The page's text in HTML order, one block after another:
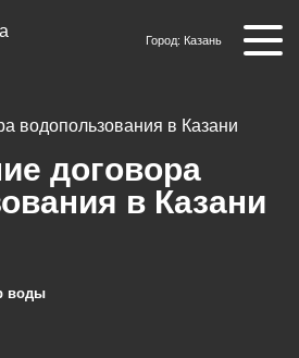
Город: Казань
водопользования в Казани
договора
в Казани
воды